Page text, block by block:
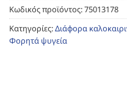
Κωδικός προϊόντος:75013178
Κατηγορίες:Διάφορα
Φορητά ψυγεία